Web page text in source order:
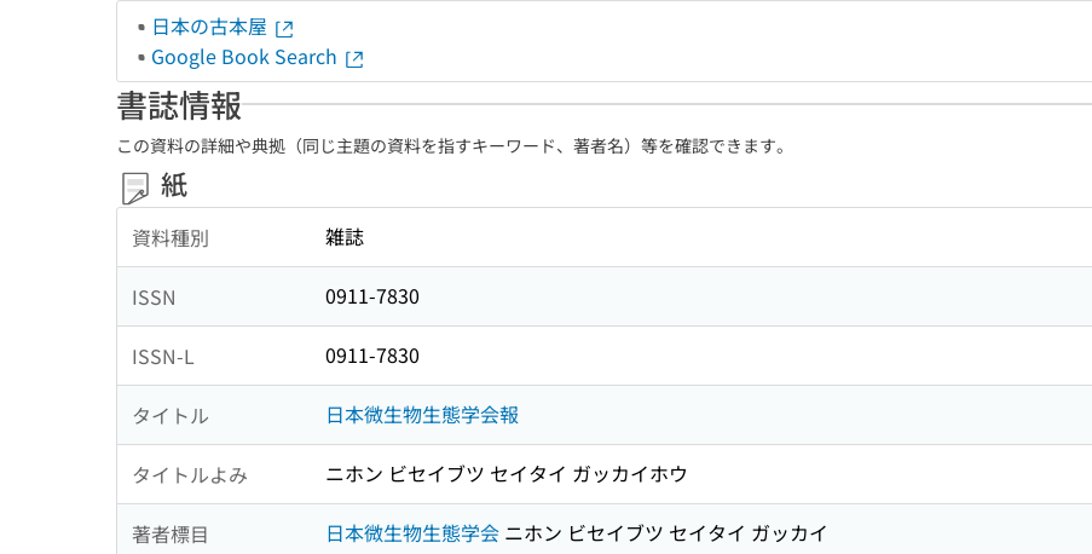
日本の古本屋
Google Book Search
書誌情報
この資料の詳細や典拠（同じ主題の資料を指すキーワード、著者名）等を確認できます。
紙
資料種別 雑誌
ISSN 0911-7830
ISSN-L 0911-7830
タイトル 日本微生物生態学会報
タイトルよみ ニホン ビセイブツ セイタイ ガッカイホウ
著者標目 日本微生物生態学会 ニホン ビセイブツ セイタイ ガッカイ